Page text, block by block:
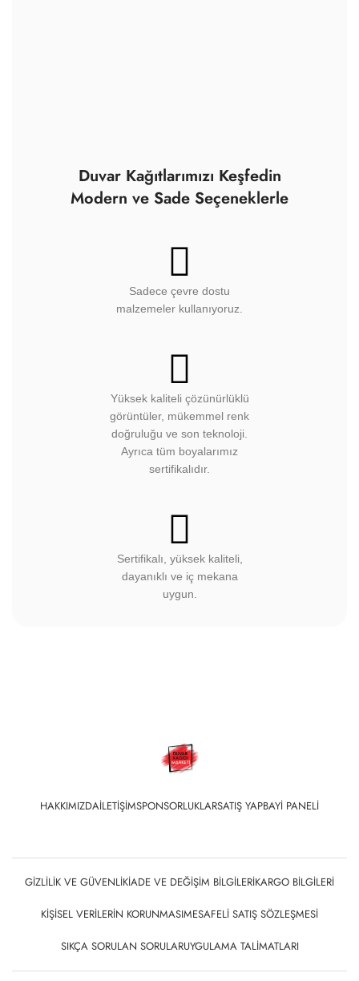
Duvar Kağıtlarımızı Keşfedin
Modern ve Sade Seçeneklerle
Sadece çevre dostu
malzemeler kullanıyoruz.
Yüksek kaliteli çözünürlüklü
görüntüler, mükemmel renk
doğruluğu ve son teknoloji.
Ayrıca tüm boyalarımız
sertifikalıdır.
Sertifikalı, yüksek kaliteli,
dayanıklı ve iç mekana
uygun.
HAKKIMIZDAİLETIŞIMSPONSORLUKLARSATIŞ YAPBAYI PANELI
GIZLILIK VE GÜVENLIKİADE VE DEĞIŞIM BILGILERIKARGO BILGILERI
KIŞISEL VERILERIN KORUNMASIMESAFELI SATIŞ SÖZLEŞMESI
SIKÇA SORULAN SORULARUYGULAMA TALIMATLARI